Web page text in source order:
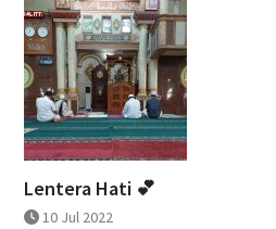
Lentera Hati 💕
10 Jul 2022